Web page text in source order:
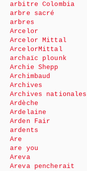
arbitre Colombia
arbre sacré
arbres
Arcelor
Arcelor Mittal
ArcelorMittal
archaïc plounk
Archie Shepp
Archimbaud
Archives
Archives nationales
Ardèche
Ardelaine
Arden Fair
ardents
Are
are you
Areva
Areva pencherait